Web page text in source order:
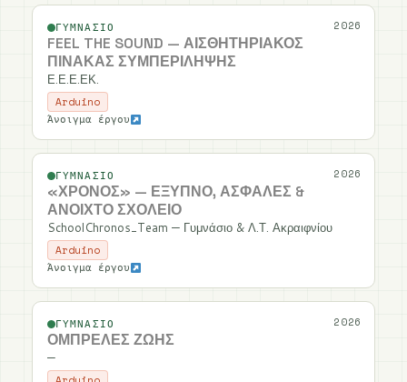
2026
ΓΥΜΝΆΣΙΟ
FEEL THE SOUND — ΑΙΣΘΗΤΗΡΙΑΚΌΣ
ΠΊΝΑΚΑΣ ΣΥΜΠΕΡΊΛΗΨΗΣ
Ε.Ε.Ε.ΕΚ.
Arduino
Άνοιγμα έργου
2026
ΓΥΜΝΆΣΙΟ
«ΧΡΌΝΟΣ» — ΈΞΥΠΝΟ, ΑΣΦΑΛΈΣ &
ΑΝΟΙΧΤΌ ΣΧΟΛΕΊΟ
SchoolChronos_Team — Γυμνάσιο & Λ.Τ. Ακραιφνίου
Arduino
Άνοιγμα έργου
2026
ΓΥΜΝΆΣΙΟ
ΟΜΠΡΈΛΕΣ ΖΩΉΣ
—